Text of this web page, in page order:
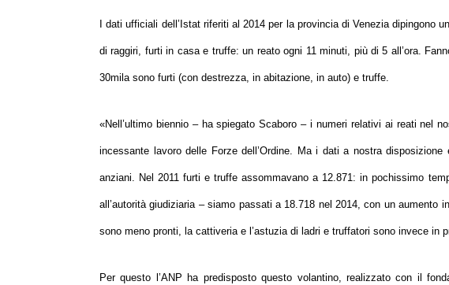
I dati ufficiali dell’Istat riferiti al 2014 per la provincia di Venezia
di raggiri, furti in casa e truffe: un reato ogni 11 minuti, più di 5 all’ora.
30mila sono furti (con destrezza, in abitazione, in auto) e truffe.
«Nell’ultimo biennio– ha spiegato Scaboro –i numeri relativi ai reati nel
incessante lavoro delle Forze dell’Ordine. Ma i dati a nostra
anziani. Nel 2011 furti e truffe assommavano a 12.871: in pochissimo
all’autorità giudiziaria – siamo passati a 18.718 nel 2014, con un
sono meno pronti, la cattiveria e l’astuzia di ladri e truffatori sono invece in
Per questo l’ANP ha predisposto questo volantino, realizzato con il